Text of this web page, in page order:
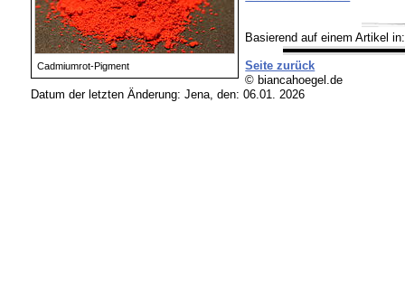
Cadmiumrot-Pigment
Basierend auf einem Artikel
Seite zurück
© biancahoegel.de
Datum der letzten Änderung: Jena, den: 06.01. 2026